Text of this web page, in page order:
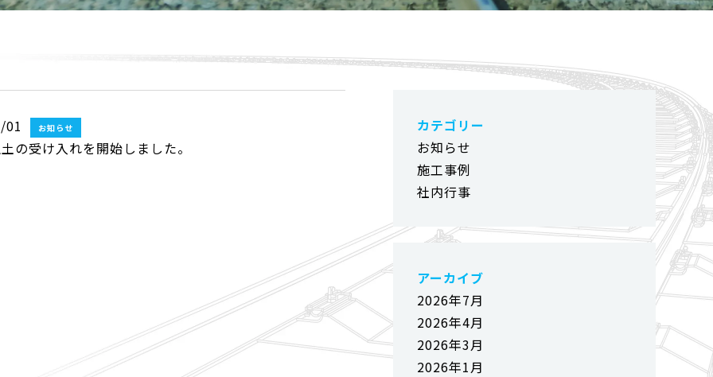
01 お知らせ
の受け入れを開始しました。
カテゴリー
お知らせ
施工事例
社内行事
アーカイブ
2026年7月
2026年4月
2026年3月
2026年1月